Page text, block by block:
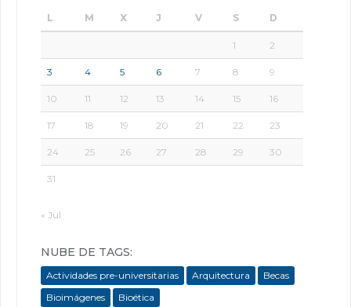
L M X J V S D
1 2
3 4 5 6 7 8 9
10 11 12 13 14 15 16
17 18 19 20 21 22 23
24 25 26 27 28 29 30
31
« Jul
NUBE DE TAGS:
Actividades pre-universitarias Arquitectura
Becas
Bioimágenes
Bioética